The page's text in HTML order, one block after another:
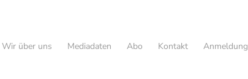
Wir über uns Mediadaten Abo Kontakt Anmeldung